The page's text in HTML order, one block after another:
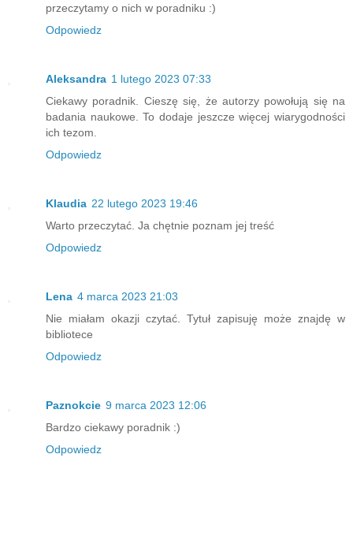
przeczytamy o nich w poradniku :)
Odpowiedz
Aleksandra 1 lutego 2023 07:33
Ciekawy poradnik. Cieszę się, że autorzy powołują się na
badania naukowe. To dodaje jeszcze więcej wiarygodności
ich tezom.
Odpowiedz
Klaudia 22 lutego 2023 19:46
Warto przeczytać. Ja chętnie poznam jej treść
Odpowiedz
Lena 4 marca 2023 21:03
Nie miałam okazji czytać. Tytuł zapisuję może znajdę w
bibliotece
Odpowiedz
Paznokcie 9 marca 2023 12:06
Bardzo ciekawy poradnik :)
Odpowiedz